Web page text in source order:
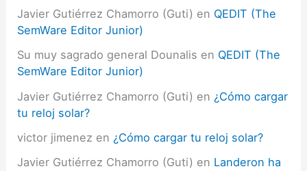
Javier Gutiérrez Chamorro (Guti) en QEDIT (The
SemWare Editor Junior)
Su muy sagrado general Dounalis en QEDIT (The
SemWare Editor Junior)
Javier Gutiérrez Chamorro (Guti) en ¿Cómo cargar
tu reloj solar?
victor jimenez en ¿Cómo cargar tu reloj solar?
Javier Gutiérrez Chamorro (Guti) en Landeron ha